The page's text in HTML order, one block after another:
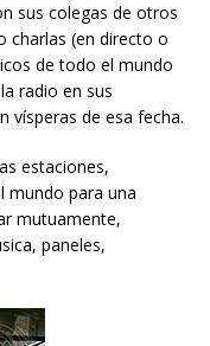
sus colegas de otros
charlas (en directo o
de todo el mundo
radio en sus
vísperas de esa fecha.
estaciones,
mundo para una
mutuamente,
paneles,